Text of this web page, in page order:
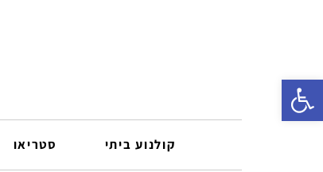
קולנוע ביתי סטריאו
פתח סרגל נגישות